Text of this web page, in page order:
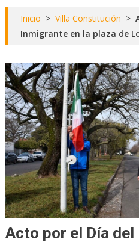
Inicio > Villa Constitución >
Inmigrante en la plaza de
Acto por el Día